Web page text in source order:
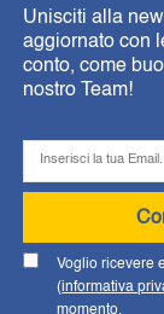
Unisciti alla
aggiornato con
conto, come
nostro Team!
Voglio ricevere
(informativa